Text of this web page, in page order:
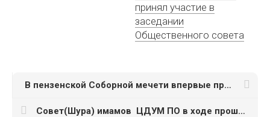
принял участие в
заседании
Общественного совета
В пензенской Соборной мечети впервые прошел женский ифтар
Совет(Шура) имамов ЦДУМ ПО в ходе прошедшего заседания постановил утвердить размеры садака